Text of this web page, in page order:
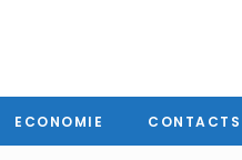
ECONOMIE CONTACTS